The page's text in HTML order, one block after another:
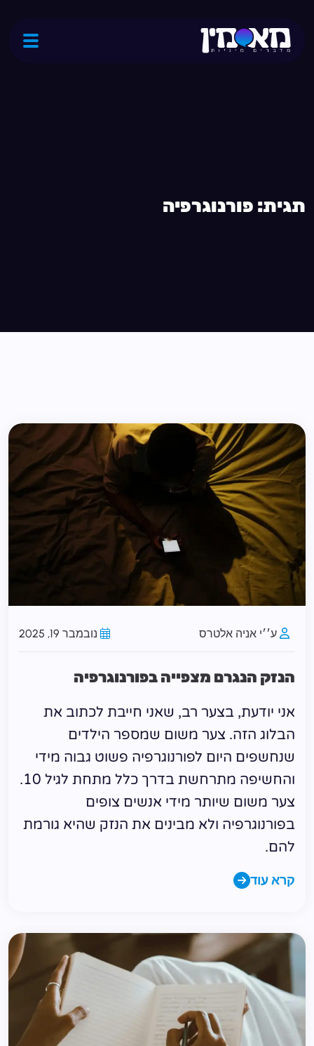
תגית: פורנוגרפיה
ע׳׳י אניה אלטרס נובמבר 19, 2025
הנזק הנגרם מצפייה בפורנוגרפיה
אני יודעת, בצער רב, שאני חייבת לכתוב את
הבלוג הזה. צער משום שמספר הילדים
שנחשפים היום לפורנוגרפיה פשוט גבוה מידי
והחשיפה מתרחשת בדרך כלל מתחת לגיל 10.
צער משום שיותר מידי אנשים צופים
בפורנוגרפיה ולא מבינים את הנזק שהיא גורמת
להם.
קרא עוד